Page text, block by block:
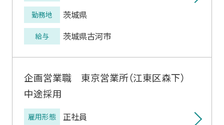
勤務地 茨城県
給与 茨城県古河市
企画営業職 東京営業所（江東区森下）
中途採用
雇用形態 正社員